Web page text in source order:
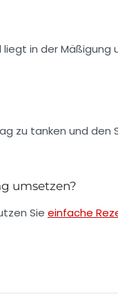
liegt in der Mäßigung
zu tanken und den
umsetzen?
Sie einfache